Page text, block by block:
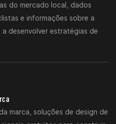
do mercado local, dados
e informações sobre a
desenvolver estratégias de
marca, soluções de design de